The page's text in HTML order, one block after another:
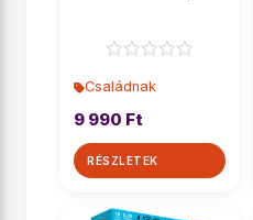
Családnak
9 990 Ft
RÉSZLETEK